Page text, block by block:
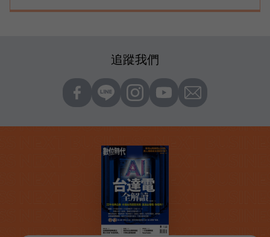
追蹤我們